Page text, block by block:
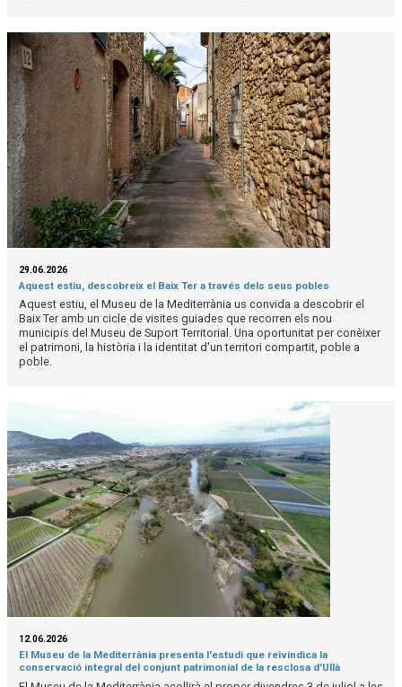
29.06.2026
Aquest estiu, descobreix el Baix Ter a través dels seus pobles
Aquest estiu, el Museu de la Mediterrània us convida a descobrir el
Baix Ter amb un cicle de visites guiades que recorren els nou
municipis del Museu de Suport Territorial. Una oportunitat per conèixer
el patrimoni, la història i la identitat d'un territori compartit, poble a
poble.
12.06.2026
El Museu de la Mediterrània presenta l'estudi que reivindica la
conservació integral del conjunt patrimonial de la resclosa d'Ullà